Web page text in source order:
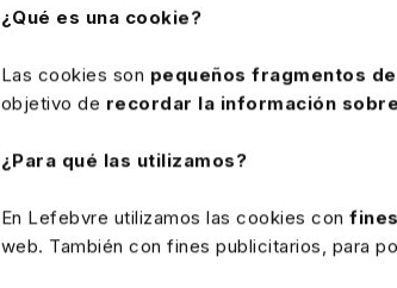
¿Qué es una cookie?
Las cookies son pequeños fragmentos
objetivo de recordar la información
¿Para qué las utilizamos?
En Lefebvre utilizamos las cookies con
web. También con fines publicitarios, para